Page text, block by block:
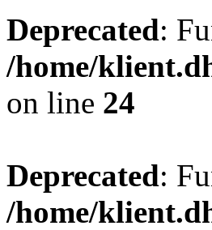
Deprecated:
/home/
on line 24
Deprecated:
/home/